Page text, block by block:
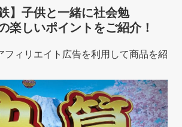
】子供と一緒に社会勉
楽しいポイントをご紹介！
ィリエイト広告を利用して商品を紹